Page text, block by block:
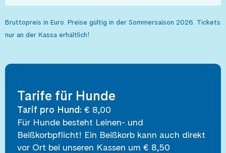
Bruttopreis in Euro. Preise gültig in der Sommersaison 2026. Tickets
nur an der Kassa erhältlich!
Tarife für Hunde
Tarif pro Hund: € 8,00
Für Hunde besteht Leinen- und
Beißkorbpflicht! Ein Beißkorb kann auch direkt
vor Ort bei unseren Kassen um € 8,50